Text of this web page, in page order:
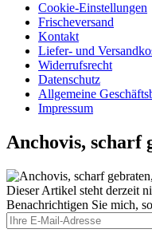
Cookie-Einstellungen
Frischeversand
Kontakt
Liefer- und
Widerrufsrecht
Datenschutz
Allgemeine
Impressum
Anchovis, scharf
Dieser Artikel steht derzeit
Benachrichtigen Sie mich,